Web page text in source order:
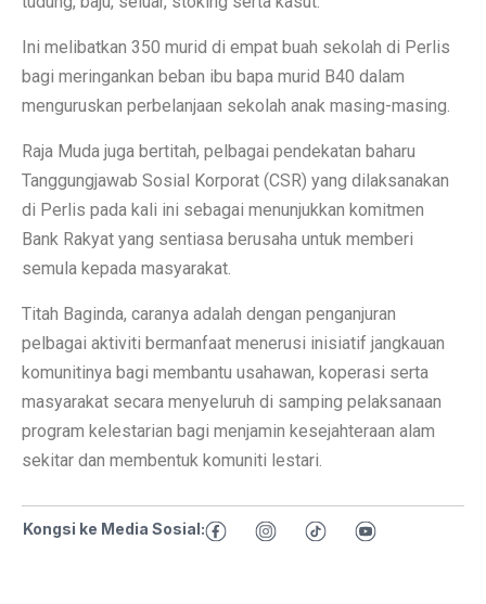
Ini melibatkan 350 murid di empat buah sekolah di Perlis
bagi meringankan beban ibu bapa murid B40 dalam
menguruskan perbelanjaan sekolah anak masing-masing.
Raja Muda juga bertitah, pelbagai pendekatan baharu
Tanggungjawab Sosial Korporat (CSR) yang dilaksanakan
di Perlis pada kali ini sebagai menunjukkan komitmen
Bank Rakyat yang sentiasa berusaha untuk memberi
semula kepada masyarakat.
Titah Baginda, caranya adalah dengan penganjuran
pelbagai aktiviti bermanfaat menerusi inisiatif jangkauan
komunitinya bagi membantu usahawan, koperasi serta
masyarakat secara menyeluruh di samping pelaksanaan
program kelestarian bagi menjamin kesejahteraan alam
sekitar dan membentuk komuniti lestari.
Kongsi ke Media Sosial: